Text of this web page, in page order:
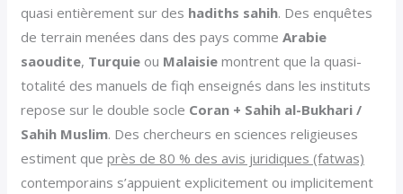
quasi entièrement sur des hadiths sahih. Des enquêtes
de terrain menées dans des pays commeArabie
saoudite, Turquie ou Malaisie montrent que la quasi-
totalité des manuels de fiqh enseignés dans les instituts
repose sur le double socle Coran + Sahih al-Bukhari /
Sahih Muslim. Des chercheurs en sciences religieuses
estiment queprès de 80 % des avis juridiques (fatwas)
contemporains s’appuient explicitement ou implicitement